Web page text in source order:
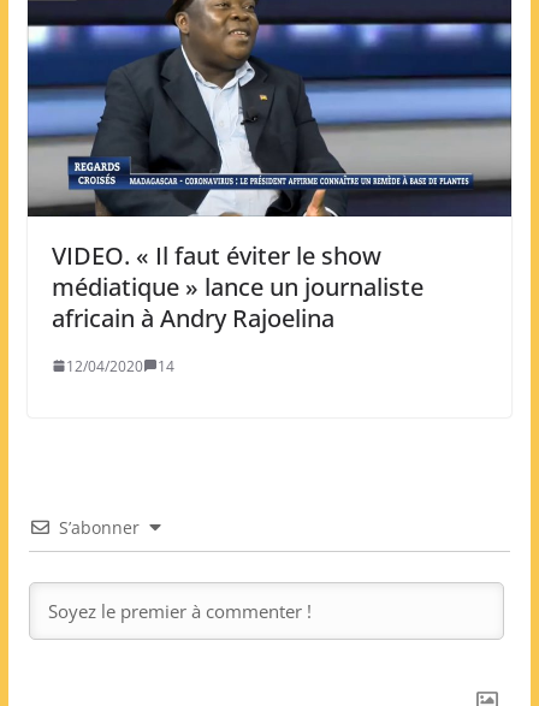
VIDEO. « Il faut éviter le show
médiatique » lance un journaliste
africain à Andry Rajoelina
12/04/2020 14
S’abonner